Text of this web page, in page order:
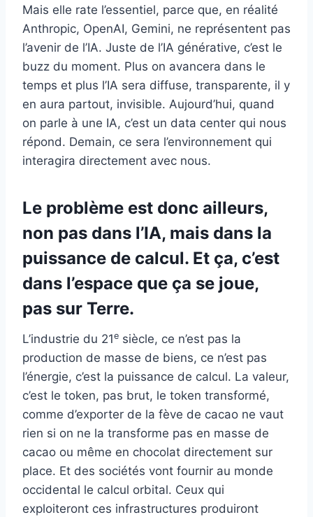
Mais elle rate l’essentiel, parce que, en réalité
Anthropic, OpenAI, Gemini, ne représentent pas
l’avenir de l’IA. Juste de l’IA générative, c’est le
buzz du moment. Plus on avancera dans le
temps et plus l’IA sera diffuse, transparente, il y
en aura partout, invisible. Aujourd’hui, quand
on parle à une IA, c’est un data center qui nous
répond. Demain, ce sera l’environnement qui
interagira directement avec nous.
Le problème est donc ailleurs,
non pas dans l’IA, mais dans la
puissance de calcul. Et ça, c’est
dans l’espace que ça se joue,
pas sur Terre.
L’industrie du 21e siècle, ce n’est pas la
production de masse de biens, ce n’est pas
l’énergie, c’est la puissance de calcul. La valeur,
c’est le token, pas brut, le token transformé,
comme d’exporter de la fève de cacao ne vaut
rien si on ne la transforme pas en masse de
cacao ou même en chocolat directement sur
place. Et des sociétés vont fournir au monde
occidental le calcul orbital. Ceux qui
exploiteront ces infrastructures produiront